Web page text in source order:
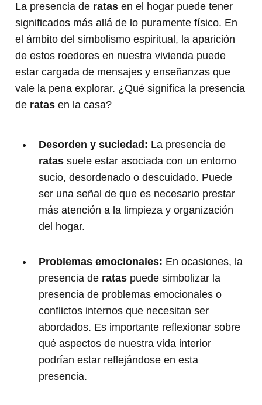
La presencia de ratas en el hogar puede tener
significados más allá de lo puramente físico. En
el ámbito del simbolismo espiritual, la aparición
de estos roedores en nuestra vivienda puede
estar cargada de mensajes y enseñanzas que
vale la pena explorar. ¿Qué significa la presencia
de ratas en la casa?
Desorden y suciedad: La presencia de
ratas suele estar asociada con un entorno
sucio, desordenado o descuidado. Puede
ser una señal de que es necesario prestar
más atención a la limpieza y organización
del hogar.
Problemas emocionales: En ocasiones, la
presencia de ratas puede simbolizar la
presencia de problemas emocionales o
conflictos internos que necesitan ser
abordados. Es importante reflexionar sobre
qué aspectos de nuestra vida interior
podrían estar reflejándose en esta
presencia.